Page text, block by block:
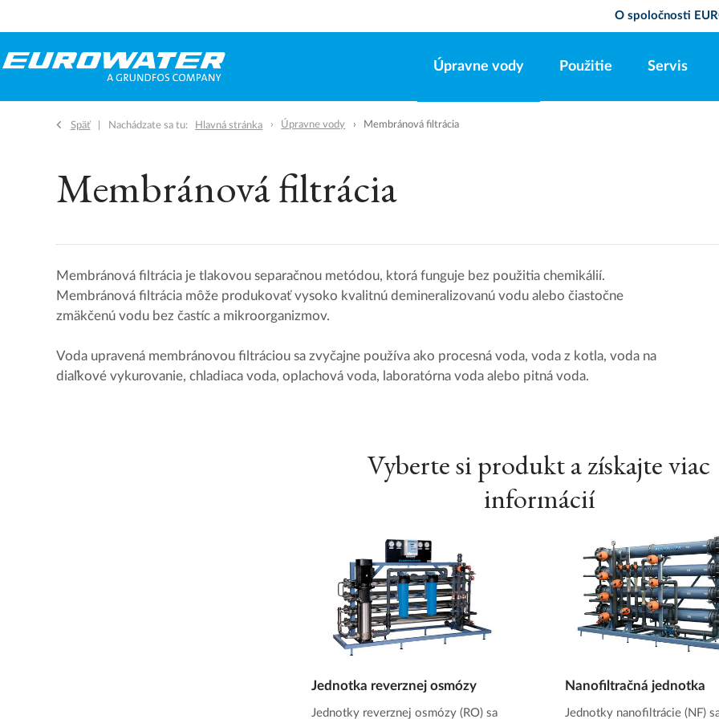
O spoločnosti
Úpravne vody Použitie Servis
Späť Nachádzate sa tu: Hlavná stránka Úpravne vody Membránová filtrácia
Membránová filtrácia
Membránová filtrácia je tlakovou separačnou metódou, ktorá funguje bez použitia chemikálií.
Membránová filtrácia môže produkovať vysoko kvalitnú demineralizovanú vodu alebo čiastočne
zmäkčenú vodu bez častíc a mikroorganizmov.
Voda upravená membránovou filtráciou sa zvyčajne používa ako procesná voda, voda z kotla, voda na
diaľkové vykurovanie, chladiaca voda, oplachová voda, laboratórna voda alebo pitná voda.
Vyberte si produkt a získajte viac
informácií
Jednotka reverznej osmózy
Jednotky reverznej osmózy (RO) sa
Nanofiltračná jednotka
Jednotky nanofiltrácie (NF)